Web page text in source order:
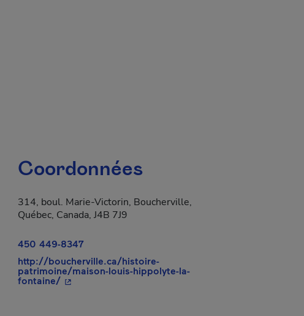
Coordonnées
314, boul. Marie-Victorin, Boucherville,
Québec, Canada, J4B 7J9
450 449-8347
http://boucherville.ca/histoire-
patrimoine/maison-louis-hippolyte-la-
fontaine/- Cet hyperlien s'ouvrira dans une nouvelle fenêtre.